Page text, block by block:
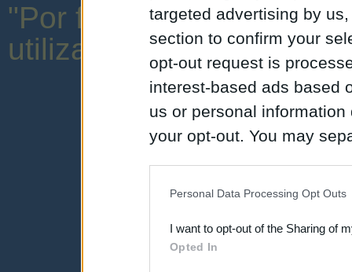
targeted advertising by
section to confirm your
opt-out request is
interest-based ads based
us or personal
your opt-out. You may
Downstream Participants
third parties.
Personal Data Processing Opt Outs
I want to opt-out of the Sharing of
Opted In
"Por favor, no abuse de
utilizar una expresión y